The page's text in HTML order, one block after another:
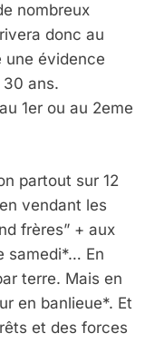
nombreux
donc au
une évidence
30 ans.
1er ou au 2eme
partout sur 12
vendant les
frères” + aux
samedi*… En
terre. Mais en
en banlieue*. Et
et des forces